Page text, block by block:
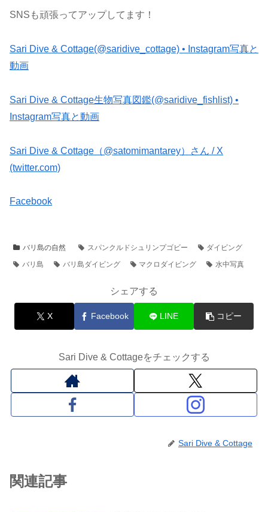
SNSも頑張ってアップしてます！
Sari Dive & Cottage(@saridive_cottage) • Instagram写真と
動画
Sari Dive & Cottage生物写真図鑑(@saridive_fishlist) •
Instagram写真と動画
Sari Dive & Cottage（@satomimantarey）さん / X
(twitter.com)
Facebook
バリ島の自然 スパンクルドシュリンプゴビー
ダイビング
バリ島
バリ島ダイビング マクロダイビング 水中写真
シェアする
X Facebook LINE コピー
Sari Dive & Cottageをチェックする
Sari Dive & Cottage
関連記事